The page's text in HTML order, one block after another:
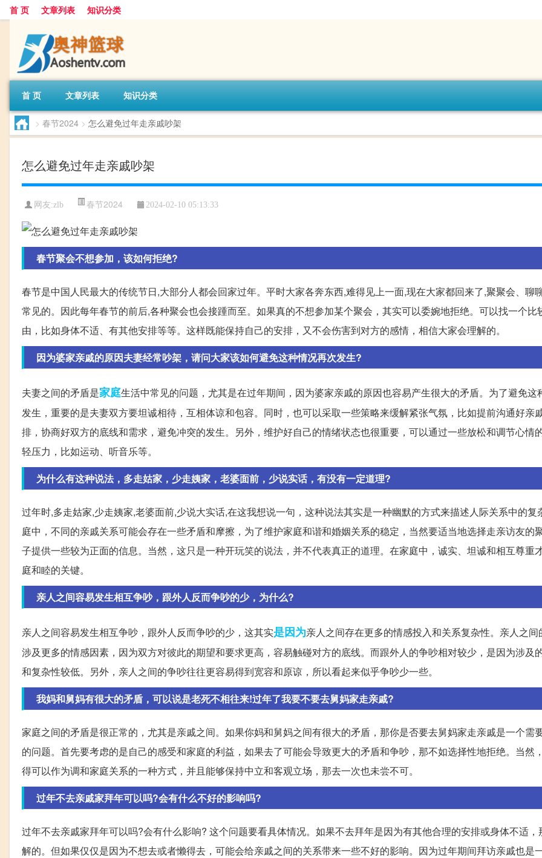
首 页 文章列表 知识分类
首 页 文章列表 知识分类
> 春节2024 > 怎么避免过年走亲戚吵架
怎么避免过年走亲戚吵架
网友:zlb 春节2024 2024-02-10 05:13:33
春节聚会不想参加，该如何拒绝?
春节是中国人民最大的传统节日,大部分人都会回家过年。平时大家各奔东西,难得见上一面,现在大家都回来了,聚聚会、聊
常见的。因此每年春节的前后,各种聚会也会接踵而至。如果真的不想参加某个聚会，其实可以委婉地拒绝。可以找一个比
由，比如身体不适、有其他安排等等。这样既能保持自己的安排，又不会伤害到对方的感情，相信大家会理解的。
因为婆家亲戚的原因夫妻经常吵架，请问大家该如何避免这种情况再次发生?
夫妻之间的矛盾是家庭生活中常见的问题，尤其是在过年期间，因为婆家亲戚的原因也容易产生很大的矛盾。为了避免这
发生，重要的是夫妻双方要坦诚相待，互相体谅和包容。同时，也可以采取一些策略来缓解紧张气氛，比如提前沟通好亲
排，协商好双方的底线和需求，避免冲突的发生。另外，维护好自己的情绪状态也很重要，可以通过一些放松和调节心情
轻压力，比如运动、听音乐等。
为什么有这种说法，多走姑家，少走姨家，老婆面前，少说实话，有没有一定道理?
过年时,多走姑家,少走姨家,老婆面前,少说大实话,在这我想说一句，这种说法其实是一种幽默的方式来描述人际关系中的复
庭中，不同的亲戚关系可能会存在一些矛盾和摩擦，为了维护家庭和谐和婚姻关系的稳定，当然要适当地选择走亲访友的
子提供一些较为正面的信息。当然，这只是一种开玩笑的说法，并不代表真正的道理。在家庭中，诚实、坦诚和相互尊重
庭和睦的关键。
亲人之间容易发生相互争吵，跟外人反而争吵的少，为什么?
亲人之间容易发生相互争吵，跟外人反而争吵的少，这其实是因为亲人之间存在更多的情感投入和关系复杂性。亲人之间
涉及更多的情感因素，因为双方对彼此的期望和要求更高，容易触碰对方的底线。而跟外人的争吵相对较少，是因为涉及
和复杂性较低。另外，亲人之间的争吵往往更容易得到宽容和原谅，所以看起来似乎争吵少一些。
我妈和舅妈有很大的矛盾，可以说是老死不相往来!过年了我要不要去舅妈家走亲戚?
家庭之间的矛盾是很正常的，尤其是亲戚之间。如果你妈和舅妈之间有很大的矛盾，那你是否要去舅妈家走亲戚是一个需
的问题。首先要考虑的是自己的感受和家庭的利益，如果去了可能会导致更大的矛盾和争吵，那不如选择性地拒绝。当然
得可以作为调和家庭关系的一种方式，并且能够保持中立和客观立场，那去一次也未尝不可。
过年不去亲戚家拜年可以吗?会有什么不好的影响吗?
过年不去亲戚家拜年可以吗?会有什么影响? 这个问题要看具体情况。如果不去拜年是因为有其他合理的安排或身体不适，
解的。但如果仅仅是因为不想去或者懒得去，可能会给亲戚之间的关系带来一些不好的影响。因为过年期间拜访亲戚也是